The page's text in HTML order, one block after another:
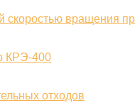
вращения
КРЭ-400
отходов